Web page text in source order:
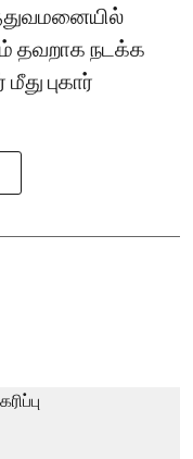
தவறாக நடக்க
புகார்